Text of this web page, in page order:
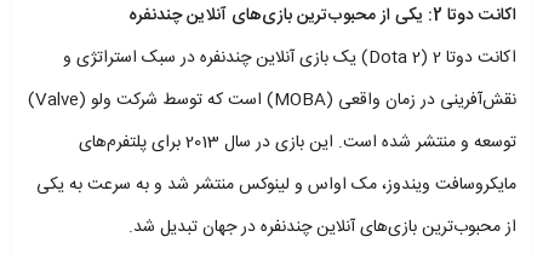
اکانت دوتا 2: یکی از محبوب‌ترین بازی‌های آنلاین چندنفره
اکانت دوتا 2 (Dota 2) یک بازی آنلاین چندنفره در سبک استراتژی و
نقش‌آفرینی در زمان واقعی (MOBA) است که توسط شرکت ولو (Valve)
توسعه و منتشر شده است. این بازی در سال 2013 برای پلتفرم‌های
مایکروسافت ویندوز، مک اواس و لینوکس منتشر شد و به سرعت به یکی
از محبوب‌ترین بازی‌های آنلاین چندنفره در جهان تبدیل شد.